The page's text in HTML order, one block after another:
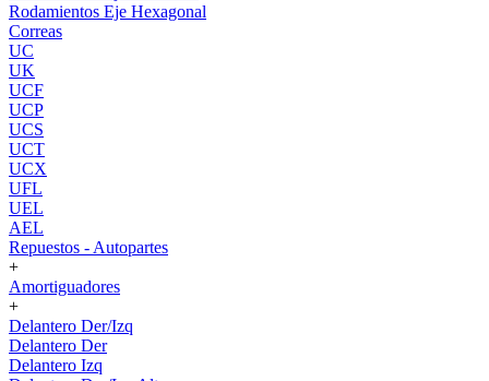
Rodamientos Eje Hexagonal
Correas
UC
UK
UCF
UCP
UCS
UCT
UCX
UFL
UEL
AEL
Repuestos - Autopartes
+
Amortiguadores
+
Delantero Der/Izq
Delantero Der
Delantero Izq